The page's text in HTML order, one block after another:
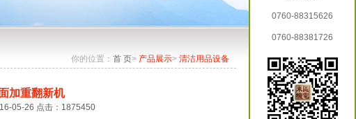
你的位置： 首 页> 产品展示> 清洁用品设备
加重翻新机
05-26 点击：1875450
0760-88315626
0760-88381726